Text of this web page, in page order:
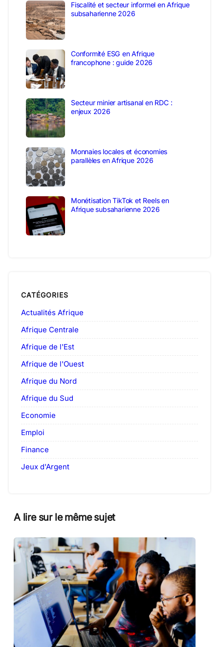
Fiscalité et secteur informel en Afrique
subsaharienne 2026
Conformité ESG en Afrique
francophone : guide 2026
Secteur minier artisanal en RDC :
enjeux 2026
Monnaies locales et économies
parallèles en Afrique 2026
Monétisation TikTok et Reels en
Afrique subsaharienne 2026
CATÉGORIES
Actualités Afrique
Afrique Centrale
Afrique de l'Est
Afrique de l'Ouest
Afrique du Nord
Afrique du Sud
Economie
Emploi
Finance
Jeux d'Argent
A lire sur le même sujet